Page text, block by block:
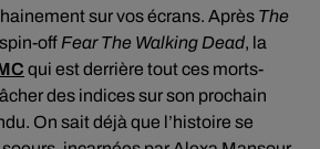
sur vos écrans. Après The
off Fear The Walking Dead, la
qui estderrière tout ces morts-
des indices sur son prochain
On sait déjà que l’histoire se